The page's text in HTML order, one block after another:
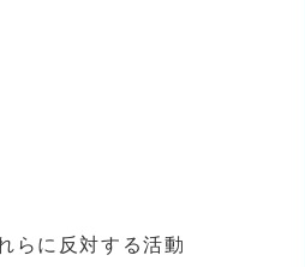
らに反対する活動